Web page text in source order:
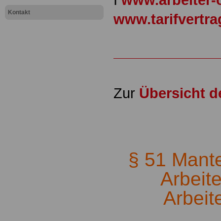
Kontakt
Zur Übersicht
§ 51